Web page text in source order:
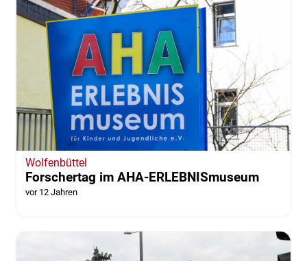
Wolfenbüttel
Forschertag im AHA-ERLEBNISmuseum
vor 12 Jahren